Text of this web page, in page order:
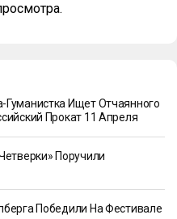
Ищет Отчаянного
Прокат 11 Апреля
Поручили
Победили На Фестивале